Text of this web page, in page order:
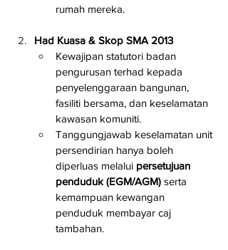
rumah mereka.
Had Kuasa & Skop SMA 2013
Kewajipan statutori badan
pengurusan terhad kepada
penyelenggaraan bangunan,
fasiliti bersama, dan keselamatan
kawasan komuniti.
Tanggungjawab keselamatan unit
persendirian hanya boleh
diperluas melalui persetujuan
penduduk (EGM/AGM) serta
kemampuan kewangan
penduduk membayar caj
tambahan.